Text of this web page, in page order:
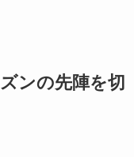
ンの先陣を切